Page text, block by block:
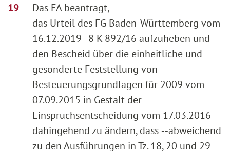
Das FA beantragt,
das Urteil des FG Baden-Württemberg vom
16.12.2019 - 8 K 892/16 aufzuheben und
den Bescheid über die einheitliche und
gesonderte Feststellung von
Besteuerungsgrundlagen für 2009 vom
07.09.2015 in Gestalt der
Einspruchsentscheidung vom 17.03.2016
dahingehend zu ändern, dass ‑‑abweichend
zu den Ausführungen in Tz. 18, 20 und 29